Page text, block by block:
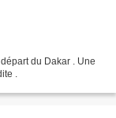
du Dakar . Une
.